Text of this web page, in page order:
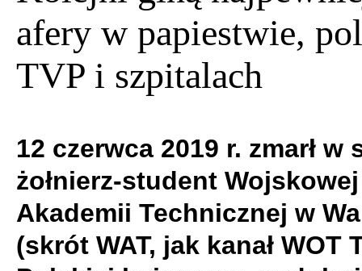
afery w papiestwie,
TVP i szpitalach
12 czerwca 2019 r. zmarł w
żołnierz-student Wojskowej
Akademii Technicznej w
(skrót WAT, jak kanał WOT